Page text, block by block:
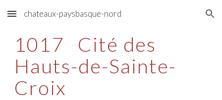
Skip to main content Skip to navigation
chateaux-paysbasque-nord
1017
Cité des
Hauts-de-Sainte-
Croix